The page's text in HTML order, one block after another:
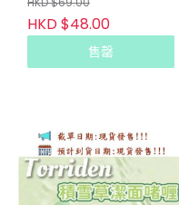
HKD $48.00
售罄